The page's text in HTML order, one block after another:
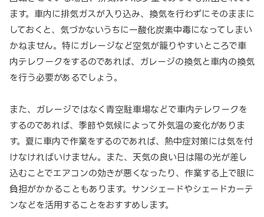
ます。車内に排気ガスが入り込み、換気を行わずにそのままに
しておくと、気づかないうちに一酸化炭素中毒になってしまい
かねません。特にガレージなど空気が籠りやすいところで車
内テレワークをするのであれば、ガレージの換気と車内の換気
を行う必要があるでしょう。
また、ガレージではなく青空駐車場などで車内テレワークを
するのであれば、季節や気候によって外気温の変化がありま
す。夏に車内で作業をするのであれば、熱中症対策には気を付
けなければいけません。また、天気の良い日は陽の光が差し
込むことでエアコンの効きが悪くなったり、作業する上で眼に
負担がかかることもあります。サンシェードやシェードカーテ
ンなどを活用することをおすすめします。